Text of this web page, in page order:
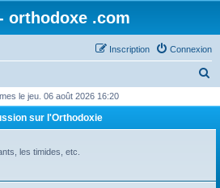
orthodoxe .com
Connexion
Inscription
h
le jeu. 06 août 2026 16:20
sur l'Orthodoxie
les timides, etc.